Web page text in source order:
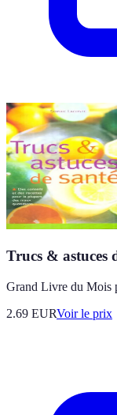
Trucs & astuces
Grand Livre du Mois
2.69 EURVoir le prix